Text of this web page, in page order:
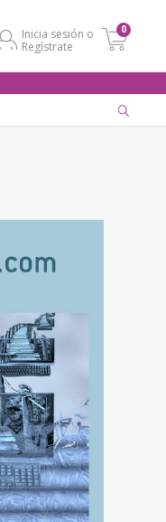
Inicia sesión o
Regístrate
0